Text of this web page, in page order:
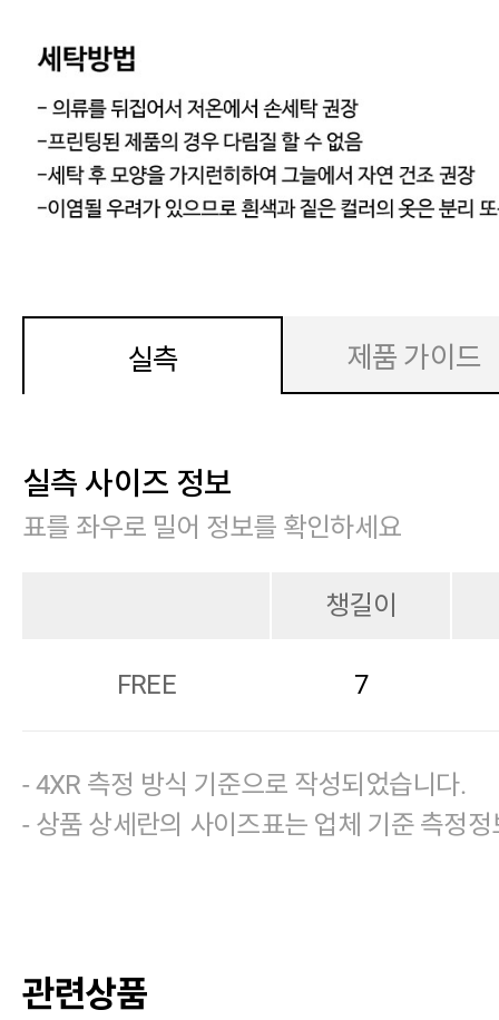
실측 제품 가이드
실측 사이즈 정보
표를 좌우로 밀어 정보를 확인하세요
챙길이
FREE 7
- 4XR 측정 방식 기준으로 작성되었습니다.
- 상품 상세란의 사이즈표는 업체 기준 측정정
관련상품